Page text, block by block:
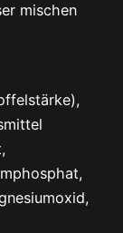
mischen